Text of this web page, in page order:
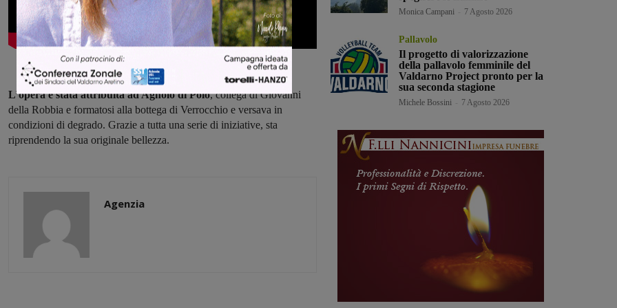
L’opera è stata attribuita ad Agnolo di Polo, collega di Giovanni
della Robbia e formatosi alla bottega di Verrocchio e versava in
condizioni di degrado. Grazie a tutta una serie di iniziative, sta
riprendendo la sua originale bellezza.
Agenzia
Monica Campani 7 Agosto 2026
Pallavolo
Il progetto di valorizzazione
della pallavolo femminile del
Valdarno Project pronto per la
sua seconda stagione
Michele Bossini 7 Agosto 2026